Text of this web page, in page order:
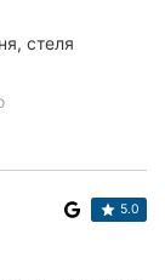
стеля
5.0